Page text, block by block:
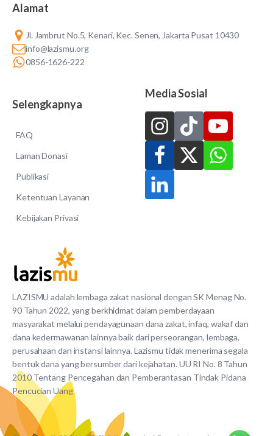
LAZISMU adalah lembaga zakat nasional dengan SK Menag No.
90 Tahun 2022, yang berkhidmat dalam pemberdayaan
masyarakat melalui pendayagunaan dana zakat, infaq, wakaf dan
dana kedermawanan lainnya baik dari perseorangan, lembaga,
perusahaan dan instansi lainnya. Lazismu tidak menerima segala
bentuk dana yang bersumber dari kejahatan. UU RI No. 8 Tahun
2010 Tentang Pencegahan dan Pemberantasan Tindak Pidana
Pencucian Uang
Alamat
Jl. Jambrut No.5, Kenari, Kec. Senen, Jakarta Pusat 10430
info@lazismu.org
0856-1626-222
Selengkapnya
FAQ
Laman Donasi
Publikasi
Ketentuan Layanan
Kebijakan Privasi
Media Sosial